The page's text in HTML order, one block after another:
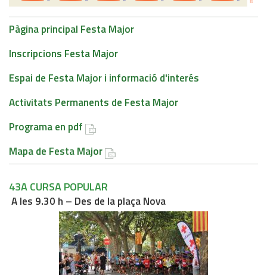
Pàgina principal Festa Major
Inscripcions Festa Major
Espai de Festa Major i informació d'interés
Activitats Permanents de Festa Major
Programa en pdf
Mapa de Festa Major
43A CURSA POPULAR
A les 9.30 h – Des de la plaça Nova